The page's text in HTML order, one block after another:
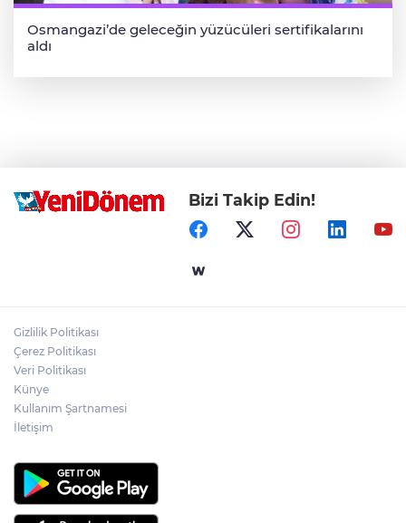
Osmangazi’de geleceğin yüzücüleri sertifikalarını
aldı
Bizi Takip Edin!
Gizlilik Politikası
Çerez Politikası
Veri Politikası
Künye
Kullanım Şartnamesi
İletişim